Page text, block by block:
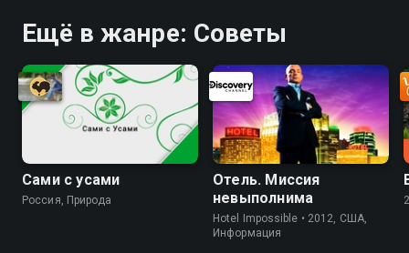
Ещё в жанре: Советы
Сами с усами
Россия, Природа
Отель. Миссия
невыполнима
Hotel Impossible • 2012, США,
Информация